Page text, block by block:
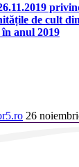
de cult
anul 2019
26